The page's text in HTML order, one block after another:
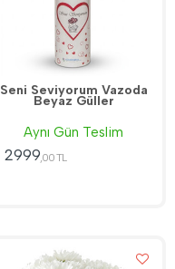
Seni Seviyorum Vazoda
Beyaz Güller
Aynı Gün Teslim
2999 ,00 TL